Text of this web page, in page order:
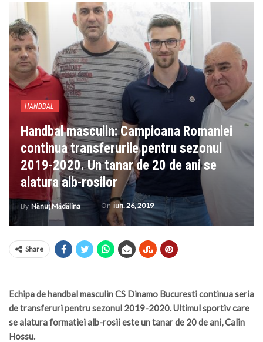
HANDBAL
Handbal masculin: Campioana Romaniei
continua transferurile pentru sezonul
2019-2020. Un tanar de 20 de ani se
alatura alb-rosilor
By Nănuț Mădălina On iun. 26, 2019
Share
Echipa de handbal masculin CS Dinamo Bucuresti continua seria
de transferuri pentru sezonul 2019-2020. Ultimul sportiv care
se alatura formatiei alb-rosii este un tanar de 20 de ani, Calin
Hossu.